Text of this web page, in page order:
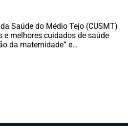
Saúde do Médio Tejo (CUSMT)
e melhores cuidados de saúde
da maternidade” e…